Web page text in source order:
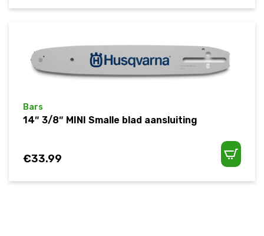
Bars
14″ 3/8″ MINI Smalle blad aansluiting
€33.99